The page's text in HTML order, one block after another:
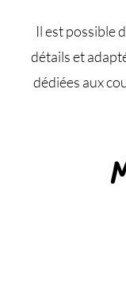
Il est possible
détails et
dédiées aux